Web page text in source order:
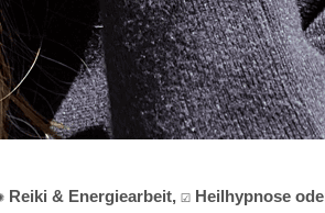
& Energiearbeit, ☑️ Heilhypnose